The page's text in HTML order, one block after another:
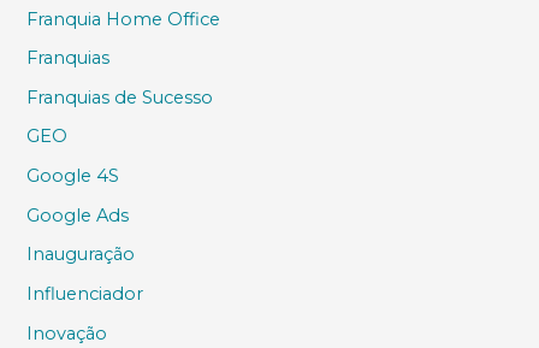
Franquia Home Office
Franquias
Franquias de Sucesso
GEO
Google 4S
Google Ads
Inauguração
Influenciador
Inovação